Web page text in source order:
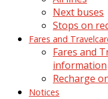
Next buses
Stops on
Fares and
Fares and
information
Recharge
Notices